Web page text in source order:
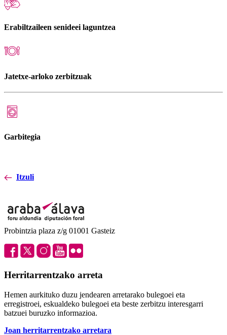
Erabiltzaileen senideei laguntzea
Jatetxe-arloko zerbitzuak
Garbitegia
Itzuli
Probintzia plaza z/g 01001 Gasteiz
Herritarrentzako arreta
Hemen aurkituko duzu jendearen arretarako bulegoei eta
erregistroei, eskualdeko bulegoei eta beste zerbitzu interesgarri
batzuei buruzko informazioa.
Joan herritarrentzako arretara